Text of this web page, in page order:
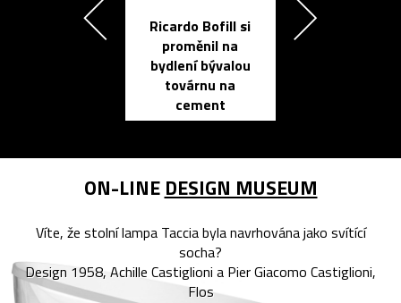
Ricardo Bofill si
proměnil na
bydlení bývalou
továrnu na
cement
ON-LINE DESIGN MUSEUM
Víte, že stolní lampa Taccia byla navrhována jako svítící
socha?
Design 1958, Achille Castiglioni a Pier Giacomo Castiglioni,
Flos